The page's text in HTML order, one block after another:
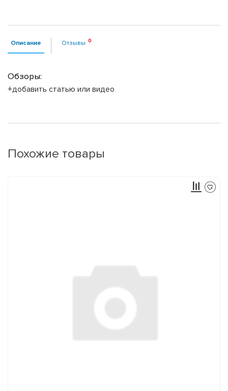
Описание Отзывы
Обзоры:
+добавить статью или видео
Похожие товары